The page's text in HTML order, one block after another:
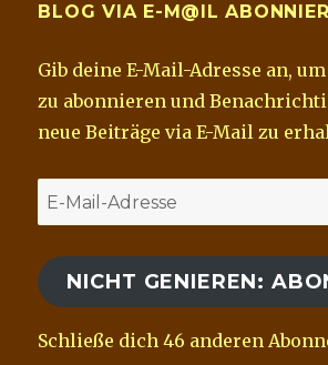
BLOG VIA E-M@IL
Gib deine E-Mail-Adresse an,
zu abonnieren und
neue Beiträge via E-Mail zu
E-
Mail-
Adresse
NICHT GENIEREN:
Schließe dich 46 anderen